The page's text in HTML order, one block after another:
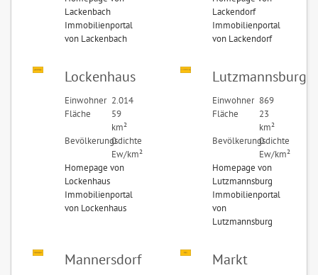
Lackenbach
Immobilienportal
von Lackenbach
Lackendorf
Immobilienportal
von Lackendorf
Lockenhaus
Einwohner 2.014
Fläche
59
km²
Bevölkerungsdichte
0
Ew/km²
Homepage von
Lockenhaus
Immobilienportal
von Lockenhaus
Lutzmannsburg
Einwohner 869
Fläche
23
km²
Bevölkerungsdichte
0
Ew/km²
Homepage von
Lutzmannsburg
Immobilienportal
von
Lutzmannsburg
Mannersdorf Markt